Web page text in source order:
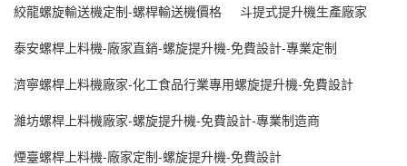
絞龍螺旋輸送機定制-螺桿輸送機價格
斗提式提升機生產廠家
泰安螺桿上料機-廠家直銷-螺旋提升機-免費設計-專業定制
濟寧螺桿上料機廠家-化工食品行業專用螺旋提升機-免費設計
濰坊螺桿上料機廠家-螺旋提升機-免費設計-專業制造商
煙臺螺桿上料機-廠家定制-螺旋提升機-免費設計